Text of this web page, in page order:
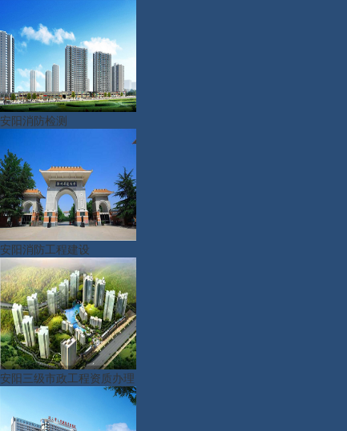
安阳消防检测
安阳消防工程建设
安阳三级市政工程资质办理